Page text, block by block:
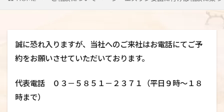
誠に恐れ入りますが、当社へのご来社はお電話にてご予
約をお願いさせていただいております。
代表電話 ０３－５８５１－２３７１（平日９時～１８
時まで）